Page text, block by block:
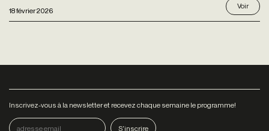
18 février 2026
Voir
Inscrivez-vous à la newsletter et recevez chaque semaine le programme!